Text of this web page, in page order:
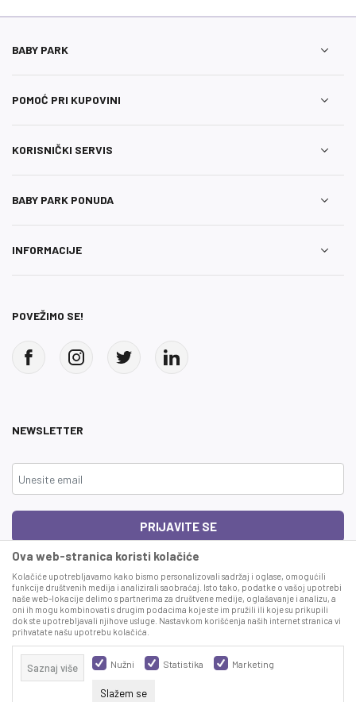
BABY PARK
POMOĆ PRI KUPOVINI
KORISNIČKI SERVIS
BABY PARK PONUDA
INFORMACIJE
POVEŽIMO SE!
NEWSLETTER
PRIJAVITE SE
This site is protected by reCAPTCHA and the GooglePrivacy Policy andTerms
of Serviceapply.
Ova web-stranica koristi kolačiće
Kolačiće upotrebljavamo kako bismo personalizovali sadržaj i oglase, omogućili
funkcije društvenih medija i analizirali saobraćaj. Isto tako, podatke o vašoj upotrebi
naše web-lokacije delimo s partnerima za društvene medije, oglašavanje i analizu, a
oni ih mogu kombinovati s drugim podacima koje ste im pružili ili koje su prikupili
dok ste upotrebljavali njihove usluge. Nastavkom korišćenja naših internet stranica vi
prihvatate našu upotrebu kolačića.
Nužni Statistika Marketing
Saznaj više
Slažem se